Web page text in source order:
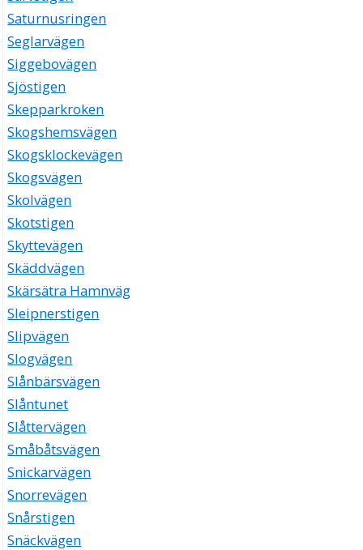
Saturnusringen
Seglarvägen
Siggebovägen
Sjöstigen
Skepparkroken
Skogshemsvägen
Skogsklockevägen
Skogsvägen
Skolvägen
Skotstigen
Skyttevägen
Skäddvägen
Skärsätra Hamnväg
Sleipnerstigen
Slipvägen
Slogvägen
Slånbärsvägen
Slåntunet
Slåttervägen
Småbåtsvägen
Snickarvägen
Snorrevägen
Snårstigen
Snäckvägen